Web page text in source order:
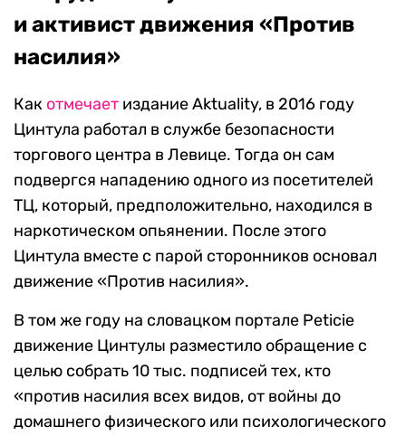
и активист движения «Против
насилия»
Как отмечает издание Aktuality, в 2016 году
Цинтула работал в службе безопасности
торгового центра в Левице. Тогда он сам
подвергся нападению одного из посетителей
ТЦ, который, предположительно, находился в
наркотическом опьянении. После этого
Цинтула вместе с парой сторонников основал
движение «Против насилия».
В том же году на словацком портале Peticie
движение Цинтулы разместило обращение с
целью собрать 10 тыс. подписей тех, кто
«против насилия всех видов, от войны до
домашнего физического или психологического